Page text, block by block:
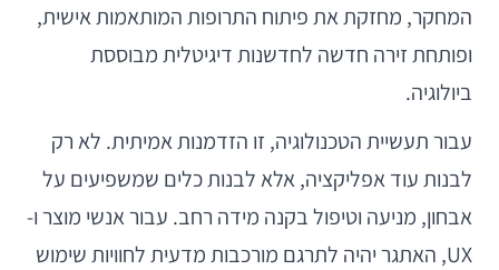
המחקר, מחזקת את פיתוח התרופות המותאמות אישית,
ופותחת זירה חדשה לחדשנות דיגיטלית מבוססת
ביולוגיה.
עבור תעשיית הטכנולוגיה, זו הזדמנות אמיתית. לא רק
לבנות עוד אפליקציה, אלא לבנות כלים שמשפיעים על
אבחון, מניעה וטיפול בקנה מידה רחב. עבור אנשי מוצר ו-
UX, האתגר יהיה לתרגם מורכבות מדעית לחוויות שימוש